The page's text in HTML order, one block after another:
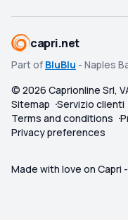
capri.net
Part of BluBlu - Naples
© 2026 Caprionline Srl,
Sitemap Servizio clienti
Terms and conditions
Privacy preferences
Made with love on Capri